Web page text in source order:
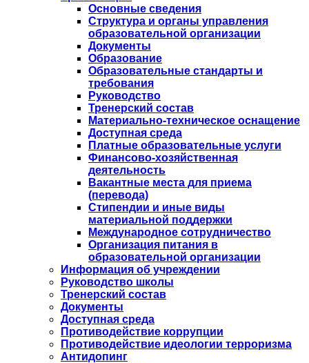
Основные сведения
Структура и органы управления
образовательной организации
Документы
Образование
Образовательные стандарты и
требования
Руководство
Тренерский состав
Материально-техническое оснащение
Доступная среда
Платные образовательные услуги
Финансово-хозяйственная
деятельность
Вакантные места для приема
(перевода)
Стипендии и иные виды
материальной поддержки
Международное сотрудничество
Организация питания в
образовательной организации
Информация об учреждении
Руководство школы
Тренерский состав
Документы
Доступная среда
Противодействие коррупции
Противодействие идеологии терроризма
Антидопинг